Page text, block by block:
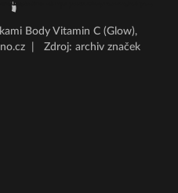
Body Vitamin C (Glow),
Zdroj: archiv značek